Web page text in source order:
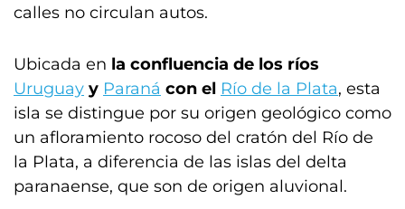
calles no circulan autos.
Ubicada en la confluencia de los ríos
Uruguay y Paraná con el Río de la Plata, esta
isla se distingue por su origen geológico como
un afloramiento rocoso del cratón del Río de
la Plata, a diferencia de las islas del delta
paranaense, que son de origen aluvional.